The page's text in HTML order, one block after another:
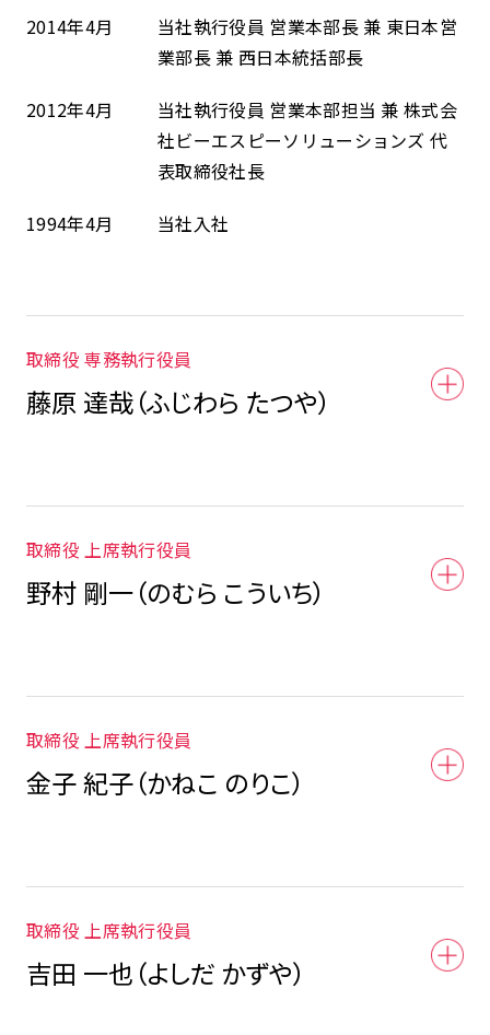
2014年4月
当社執行役員 営業本部長 兼 東日本営
業部長 兼 西日本統括部長
2012年4月
当社執行役員 営業本部担当 兼 株式会
社ビーエスピーソリューションズ 代
表取締役社長
1994年4月
当社入社
取締役 専務執行役員
藤原 達哉（ふじわら たつや）
取締役 上席執行役員
野村 剛一（のむら こういち）
取締役 上席執行役員
金子 紀子（かねこ のりこ）
取締役 上席執行役員
吉田 一也（よしだ かずや）